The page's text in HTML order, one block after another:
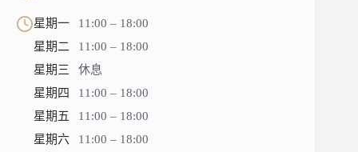
星期一
11:00 – 18:00
星期二
11:00 – 18:00
星期三
休息
星期四
11:00 – 18:00
星期五
11:00 – 18:00
星期六
11:00 – 18:00